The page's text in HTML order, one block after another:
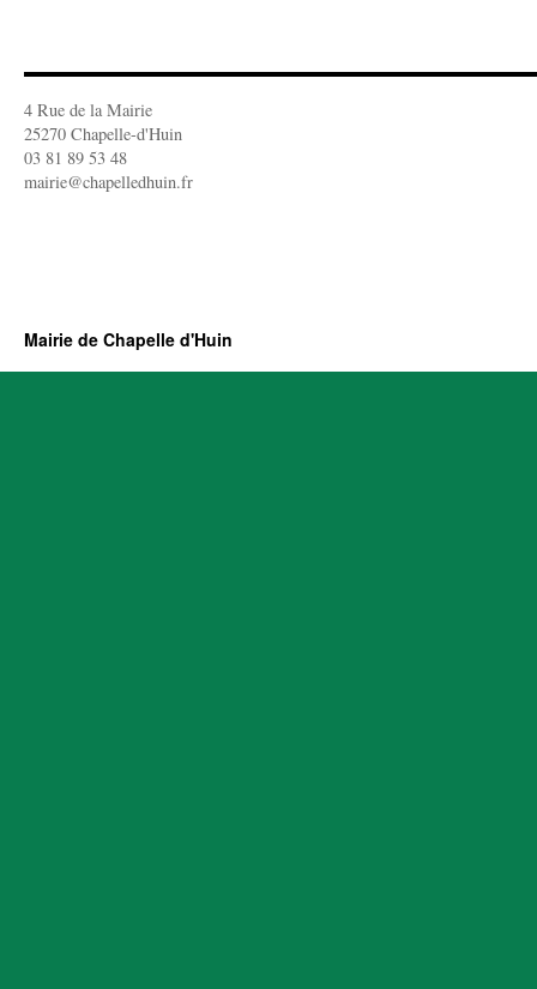
4 Rue de la Mairie
25270 Chapelle-d'Huin
03 81 89 53 48
mairie@chapelledhuin.fr
Mairie de Chapelle d'Huin